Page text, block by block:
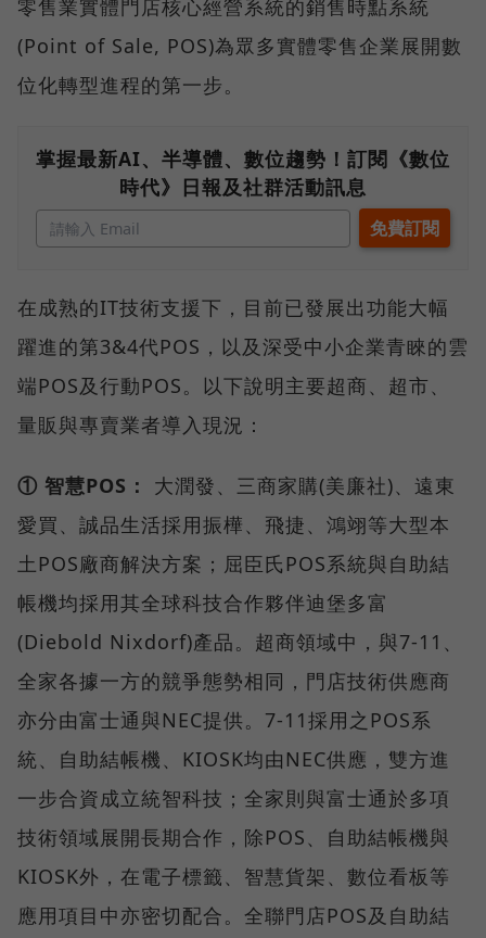
零售業實體門店核心經營系統的銷售時點系統
(Point of Sale, POS)為眾多實體零售企業展開數
位化轉型進程的第一步。
掌握最新AI、半導體、數位趨勢！訂閱《數位
時代》日報及社群活動訊息
在成熟的IT技術支援下，目前已發展出功能大幅
躍進的第3&4代POS，以及深受中小企業青睞的雲
端POS及行動POS。以下說明主要超商、超市、
量販與專賣業者導入現況：
① 智慧POS：
大潤發、三商家購(美廉社)、遠東
愛買、誠品生活採用振樺、飛捷、鴻翊等大型本
土POS廠商解決方案；屈臣氏POS系統與自助結
帳機均採用其全球科技合作夥伴迪堡多富
(Diebold Nixdorf)產品。超商領域中，與7-11、
全家各據一方的競爭態勢相同，門店技術供應商
亦分由富士通與NEC提供。7-11採用之POS系
統、自助結帳機、KIOSK均由NEC供應，雙方進
一步合資成立統智科技；全家則與富士通於多項
技術領域展開長期合作，除POS、自助結帳機與
KIOSK外，在電子標籤、智慧貨架、數位看板等
應用項目中亦密切配合。全聯門店POS及自助結